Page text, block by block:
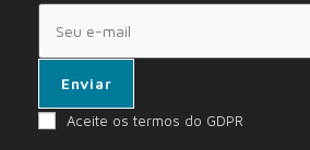
Enviar
Aceite os termos do GDPR